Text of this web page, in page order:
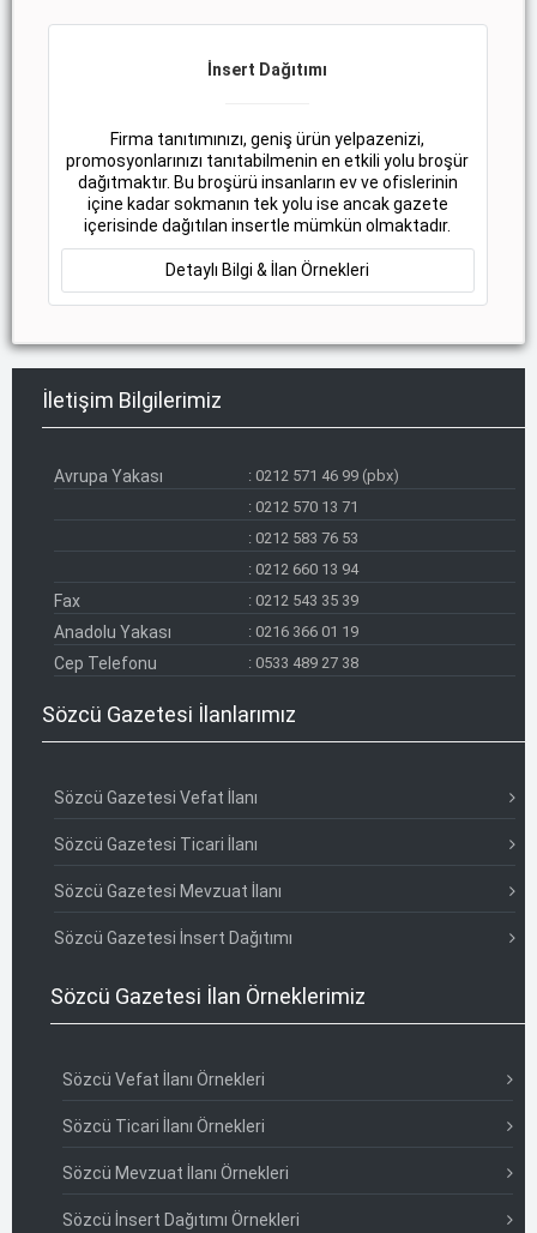
İnsert Dağıtımı
Firma tanıtımınızı, geniş ürün yelpazenizi,
promosyonlarınızı tanıtabilmenin en etkili yolu broşür
dağıtmaktır. Bu broşürü insanların ev ve ofislerinin
içine kadar sokmanın tek yolu ise ancak gazete
içerisinde dağıtılan insertle mümkün olmaktadır.
Detaylı Bilgi & İlan Örnekleri
İletişim Bilgilerimiz
Avrupa Yakası : 0212 571 46 99 (pbx)
: 0212 570 13 71
: 0212 583 76 53
: 0212 660 13 94
Fax : 0212 543 35 39
Anadolu Yakası : 0216 366 01 19
Cep Telefonu : 0533 489 27 38
Sözcü Gazetesi İlanlarımız
Sözcü Gazetesi Vefat İlanı
Sözcü Gazetesi Ticari İlanı
Sözcü Gazetesi Mevzuat İlanı
Sözcü Gazetesi İnsert Dağıtımı
Sözcü Gazetesi İlan Örneklerimiz
Sözcü Vefat İlanı Örnekleri
Sözcü Ticari İlanı Örnekleri
Sözcü Mevzuat İlanı Örnekleri
Sözcü İnsert Dağıtımı Örnekleri